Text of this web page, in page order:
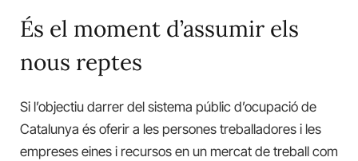
És el moment d’assumir els
nous reptes
Si l’objectiu darrer del sistema públic d’ocupació de
Catalunya és oferir a les persones treballadores i les
empreses eines i recursos en un mercat de treball com